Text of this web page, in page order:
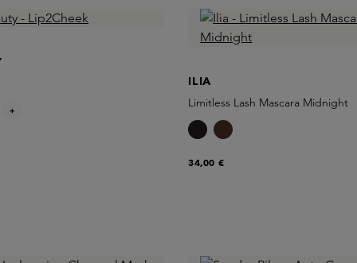
+
ILIA
Limitless Lash Mascara Midnight
34,00 €